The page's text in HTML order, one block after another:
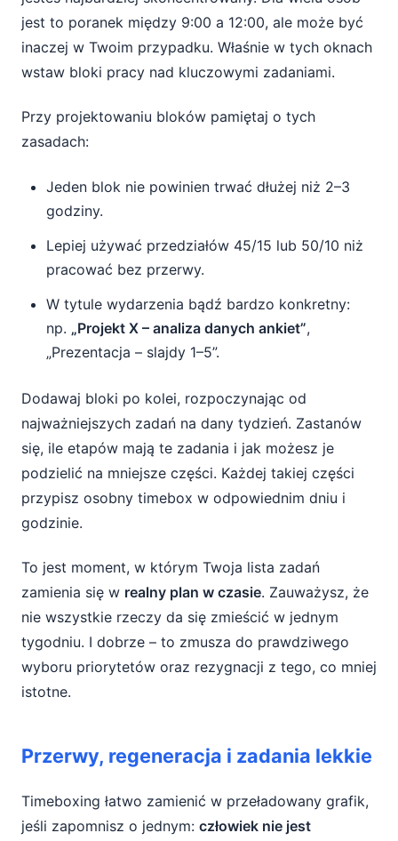
jest to poranek między 9:00 a 12:00, ale może być
inaczej w Twoim przypadku. Właśnie w tych oknach
wstaw bloki pracy nad kluczowymi zadaniami.
Przy projektowaniu bloków pamiętaj o tych
zasadach:
Jeden blok nie powinien trwać dłużej niż 2–3
godziny.
Lepiej używać przedziałów 45/15 lub 50/10 niż
pracować bez przerwy.
W tytule wydarzenia bądź bardzo konkretny:
np. „Projekt X – analiza danych ankiet”,
„Prezentacja – slajdy 1–5”.
Dodawaj bloki po kolei, rozpoczynając od
najważniejszych zadań na dany tydzień. Zastanów
się, ile etapów mają te zadania i jak możesz je
podzielić na mniejsze części. Każdej takiej części
przypisz osobny timebox w odpowiednim dniu i
godzinie.
To jest moment, w którym Twoja lista zadań
zamienia się w realny plan w czasie. Zauważysz, że
nie wszystkie rzeczy da się zmieścić w jednym
tygodniu. I dobrze – to zmusza do prawdziwego
wyboru priorytetów oraz rezygnacji z tego, co mniej
istotne.
Przerwy, regeneracja i zadania lekkie
Timeboxing łatwo zamienić w przeładowany grafik,
jeśli zapomnisz o jednym: człowiek nie jest